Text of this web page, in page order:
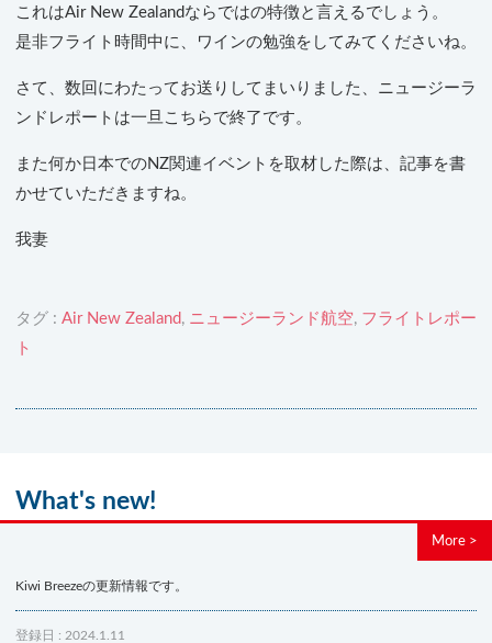
これはAir New Zealandならではの特徴と言えるでしょう。
是非フライト時間中に、ワインの勉強をしてみてくださいね。
さて、数回にわたってお送りしてまいりました、ニュージーラ
ンドレポートは一旦こちらで終了です。
また何か日本でのNZ関連イベントを取材した際は、記事を書
かせていただきますね。
我妻
タグ : Air New Zealand, ニュージーランド航空, フライトレポー
ト
What's new!
More >
Kiwi Breezeの更新情報です。
登録日 : 2024.1.11